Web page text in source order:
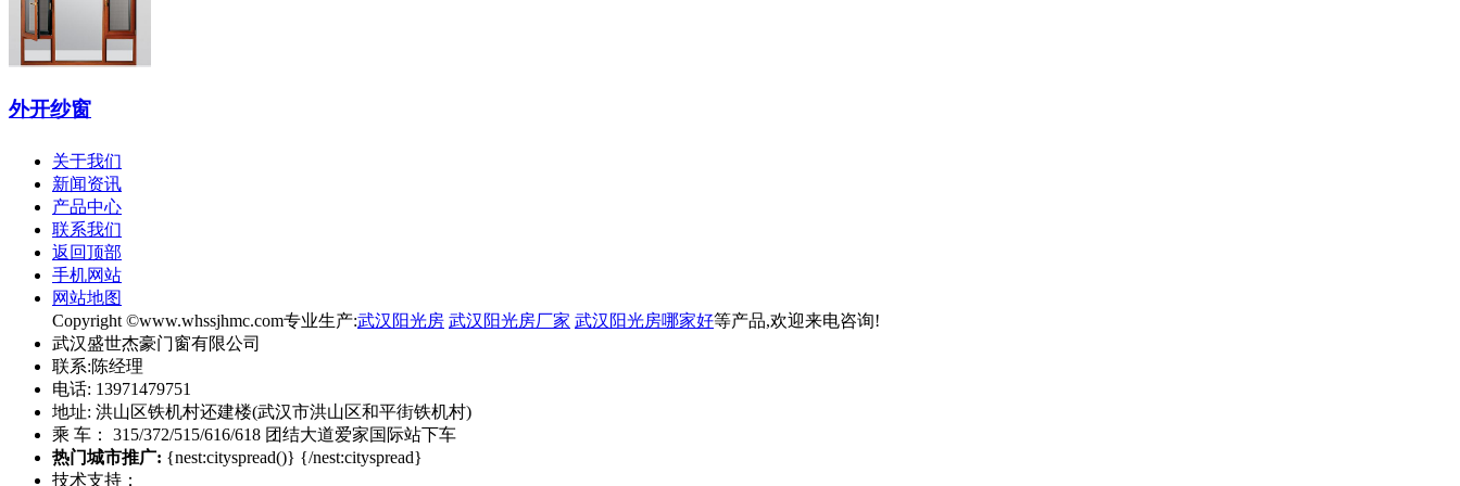
外开纱窗
关于我们
新闻资讯
产品中心
联系我们
返回顶部
手机网站
网站地图
Copyright ©www.whssjhmc.com专业生产:武汉阳光房 武汉阳光房厂家 武汉阳光房哪家好等产品,欢迎来电咨询!
武汉盛世杰豪门窗有限公司
联系:陈经理
电话: 13971479751
地址: 洪山区铁机村还建楼(武汉市洪山区和平街铁机村)
乘 车： 315/372/515/616/618 团结大道爱家国际站下车
热门城市推广: {nest:cityspread()} {/nest:cityspread}
技术支持：